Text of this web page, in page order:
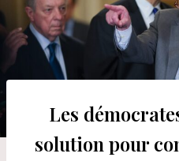
Les
solution pour